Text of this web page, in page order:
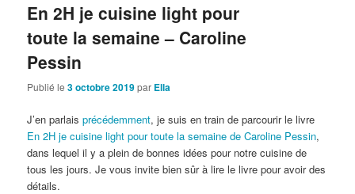
En 2H je cuisine light pour
toute la semaine – Caroline
Pessin
Publié le3 octobre 2019par Ella
J’en parlaisprécédemment, je suis en train de parcourir le livre
En 2H je cuisine light pour toute la semaine de Caroline Pessin,
dans lequel il y a plein de bonnes idées pour notre cuisine de
tous les jours. Je vous invite bien sûr à lire le livre pour avoir des
détails.